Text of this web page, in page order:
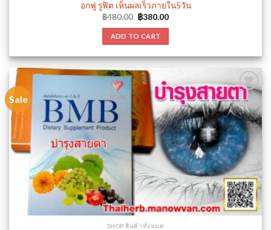
อกฟู รูฟิต เห็นผลเร็วภายใน5วัน
฿480.00 Original
price
was:
฿480.00.
฿380.00Current
ADD TO CART
Sale
Add to
wishlist
SHOP สินค้าทั้งหมด